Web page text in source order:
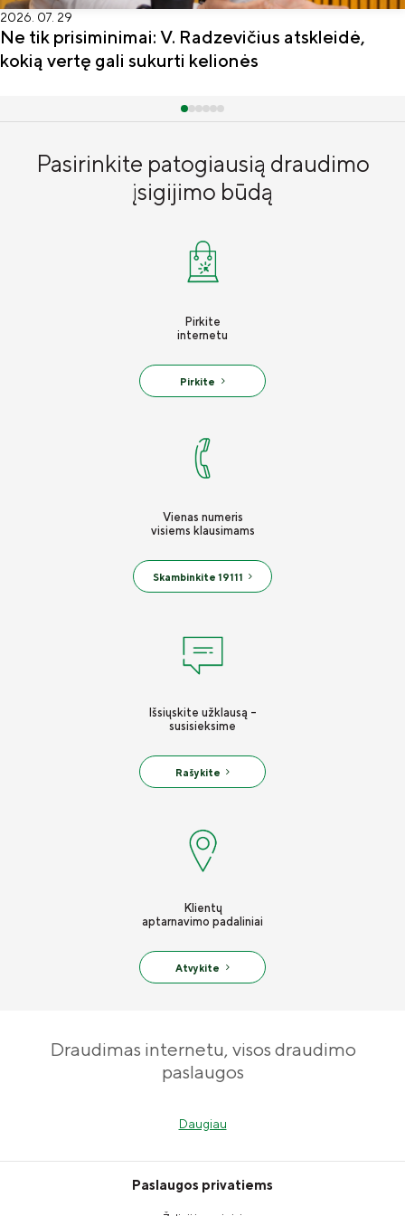
2026. 07. 29
Ne tik prisiminimai: V. Radzevičius atskleidė,
kokią vertę gali sukurti kelionės
Pasirinkite patogiausią draudimo
įsigijimo būdą
Pirkite
internetu
Pirkite
Vienas numeris
visiems klausimams
Skambinkite 19111
Išsiųskite užklausą -
susisieksime
Rašykite
Klientų
aptarnavimo padaliniai
Atvykite
Draudimas internetu, visos draudimo
paslaugos
siūlome plataus spektro draudimo paslaugas, užtikrinančias jūsų
pirkinių ar kelionių draudimo – patyrusi ADB „Compensa Vienna
Daugiau
Paslaugos privatiems